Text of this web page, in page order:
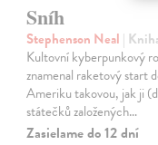
Sníh
Stephenson Neal |
Kultovní kyberpunkový
znamenal raketový start
Ameriku takovou, jak ji
státečků založených…
Zasielame do 12 dní